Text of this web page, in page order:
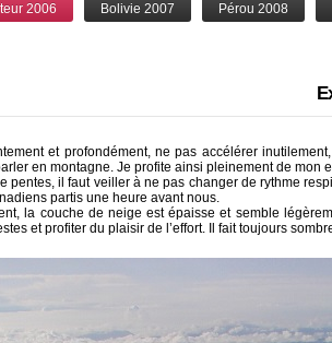
2006 Bolivie 2007 Pérou 2008
et profondément, ne pas accélérer
en montagne. Je profite ainsi pleinement de mon
pentes, il faut veiller à ne pas changer de rythme
partis une heure avant nous.
la couche de neige est épaisse et semble
et profiter du plaisir de l’effort. Il fait toujours